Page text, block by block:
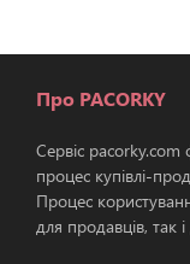
Про PACORKY
Сервіс pacorky.com
процес купівлі-
Процес
для продавців, так